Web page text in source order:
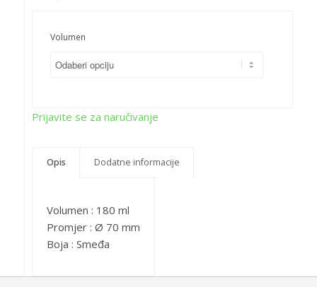
Volumen
Prijavite se za naručivanje
Opis Dodatne informacije
Volumen : 180 ml
Promjer : Ø 70 mm
Boja : Smeđa